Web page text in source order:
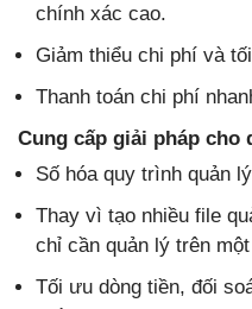
chính xác cao.
Giảm thiểu chi phí và
Thanh toán chi phí
Cung cấp giải pháp cho
Số hóa quy trình quản
Thay vì tạo nhiều file
chỉ cần quản lý trên
Tối ưu dòng tiền, đối